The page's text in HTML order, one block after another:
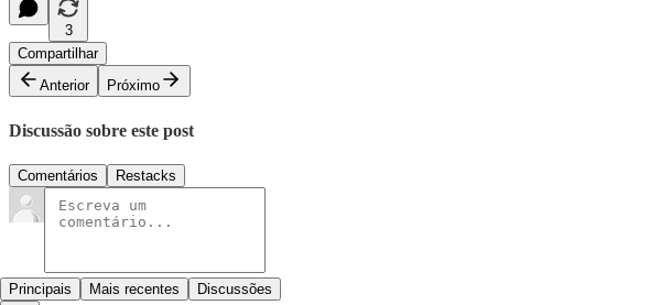
3
Compartilhar
Anterior
Próximo
Discussão sobre este post
Comentários Restacks
Principais Mais recentes Discussões